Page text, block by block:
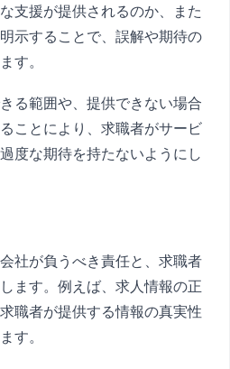
支援が提供されるのか、また
示することで、誤解や期待の
す。
る範囲や、提供できない場合
ことにより、求職者がサービ
度な期待を持たないようにし
社が負うべき責任と、求職者
ます。例えば、求人情報の正
職者が提供する情報の真実性
す。